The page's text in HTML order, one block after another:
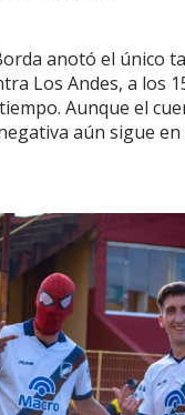
anotó el único
Los Andes, a los
Aunque el
aún sigue en